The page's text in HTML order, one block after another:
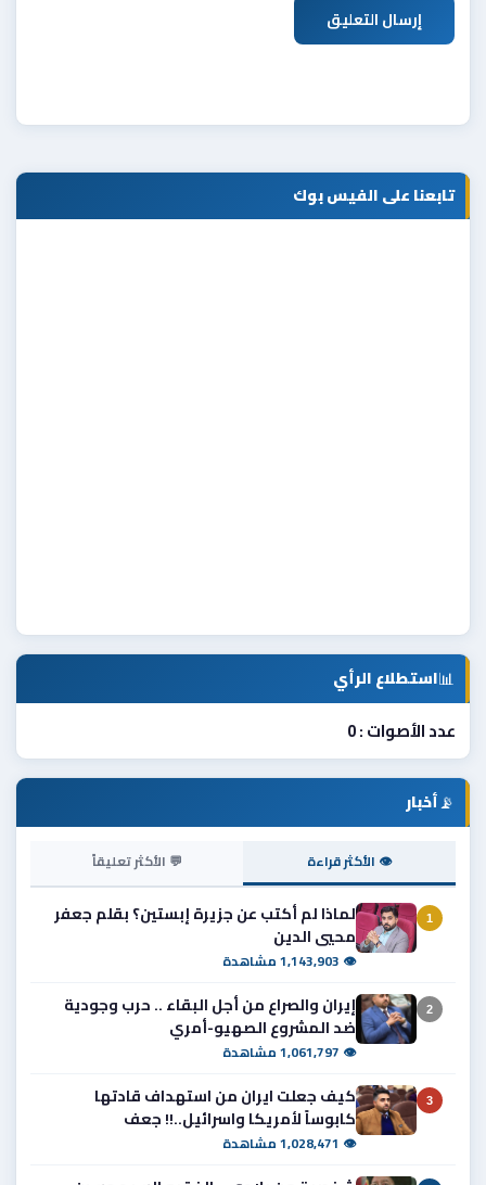
إرسال التعليق
تابعنا على الفيس بوك
📊استطلاع الرأي
عدد الأصوات : 0
📡أخبار
👁 الأكثر قراءة 💬 الأكثر تعليقاً
1
لماذا لم أكتب عن جزيرة إبستين؟ بقلم جعفر
محيي الدين
👁 1,143,903 مشاهدة
2
إيران والصراع من أجل البقاء .. حرب وجودية
ضد المشروع الصهيو-أمري
👁 1,061,797 مشاهدة
3
كيف جعلت ايران من استهداف قادتها
كابوساً لأمريكا واسرائيل..!! جعف
👁 1,028,471 مشاهدة